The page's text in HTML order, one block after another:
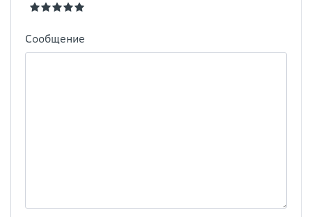
Сообщение